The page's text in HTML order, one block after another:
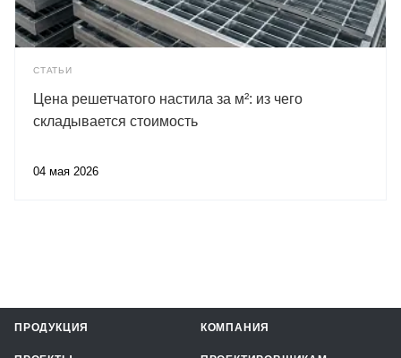
СТАТЬИ
Цена решетчатого настила за м²: из чего
складывается стоимость
04 мая 2026
ПРОДУКЦИЯ КОМПАНИЯ